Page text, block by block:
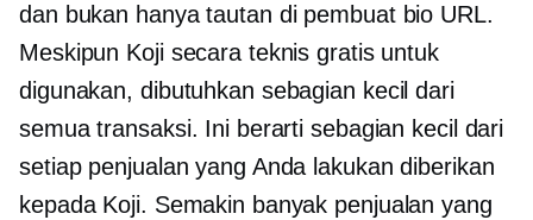
dan bukan hanya tautan di pembuat bio URL.
Meskipun Koji secara teknis gratis untuk
digunakan, dibutuhkan sebagian kecil dari
semua transaksi. Ini berarti sebagian kecil dari
setiap penjualan yang Anda lakukan diberikan
kepada Koji. Semakin banyak penjualan yang